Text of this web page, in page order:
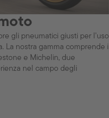
gli pneumatici giusti per l'uso
La nostra gamma comprende i
e Michelin, due
nel campo degli